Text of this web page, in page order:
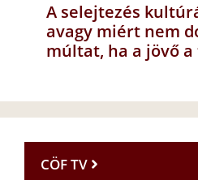
A selejtezés
avagy miért nem
múltat, ha a jövő
CÖF TV